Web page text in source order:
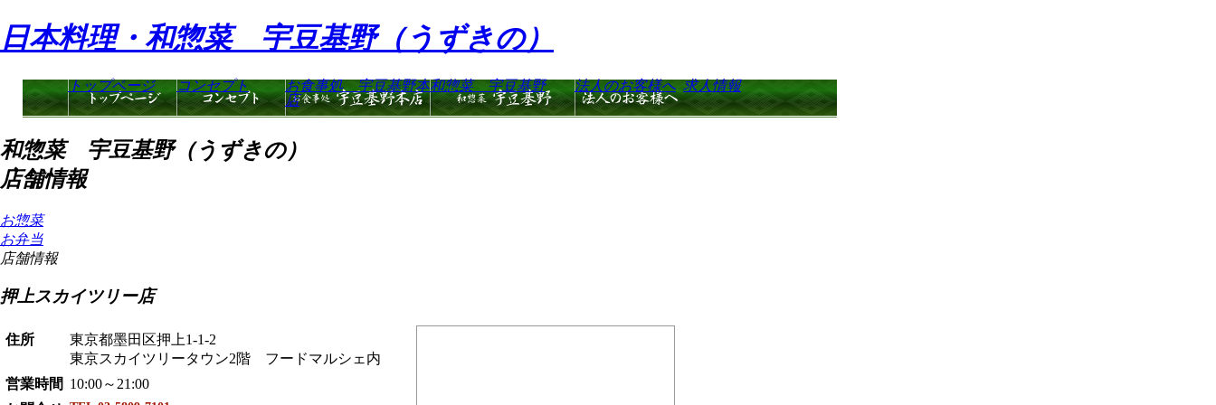
日本料理・和惣菜 宇豆基野（うずきの）
トップページ コンセプト
お食事処 宇豆基野本
店
和惣菜 宇豆基野 法人のお客様へ 求人情報
和惣菜 宇豆基野（うずきの）
店舗情報
お惣菜
お弁当
店舗情報
押上スカイツリー店
住所
東京都墨田区押上1-1-2
東京スカイツリータウン2階 フードマルシェ内
営業時間 10:00～21:00